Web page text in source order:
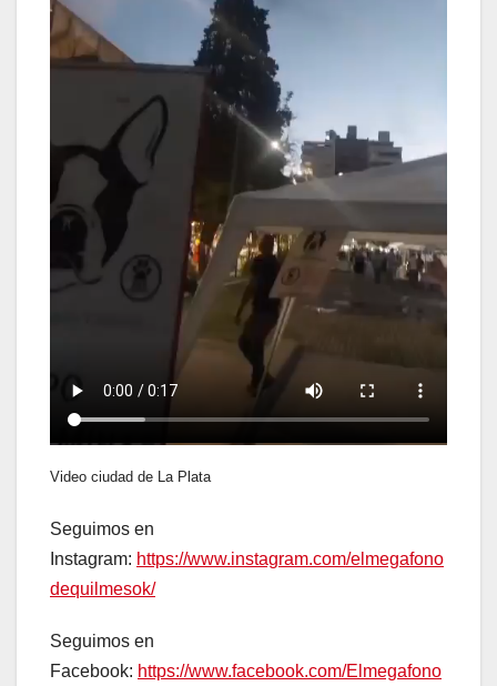
Video ciudad de La Plata
Seguimos en
Instagram: https://www.instagram.com/elmegafono
dequilmesok/
Seguimos en
Facebook: https://www.facebook.com/Elmegafono